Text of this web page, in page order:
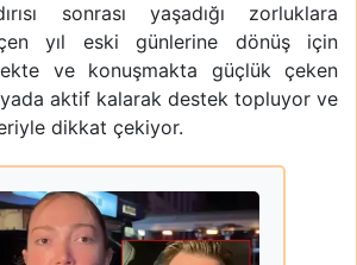
sonrası yaşadığı zorluklara
yıl eski günlerine dönüş için
ve konuşmakta güçlük çeken
aktif kalarak destek topluyor ve
dikkat çekiyor.